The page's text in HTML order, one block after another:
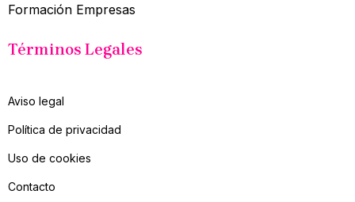
Formación Empresas
Términos Legales
Aviso legal
Política de privacidad
Uso de cookies
Contacto